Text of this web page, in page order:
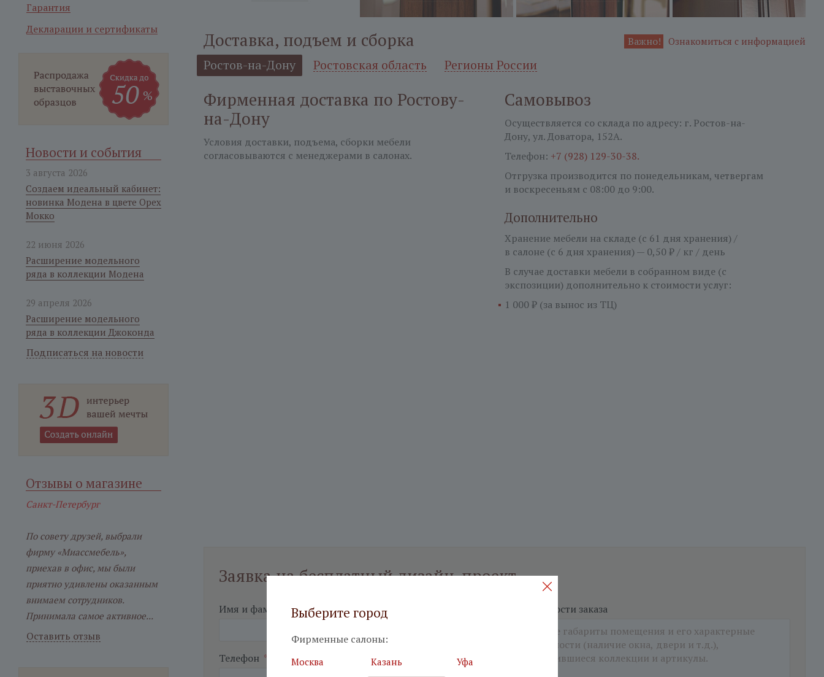
Доставка, подъем и сборка Важно! Ознакомиться с информацией
Ростов-на-Дону Ростовская область Регионы России
Фирменная доставка по Ростову-
на-Дону
Условия доставки, подъема, сборки мебели
согласовываются с менеджерами в салонах.
Самовывоз
Осуществляется со склада по адресу: г. Ростов-на-
Дону, ул. Доватора, 152А.
Телефон: +7 (928) 129-30-38.
Отгрузка производится по понедельникам, четвергам
и воскресеньям с 08:00 до 9:00.
Дополнительно
Хранение мебели на складе (с 61 дня хранения) /
в салоне (с 6 дня хранения) — 0,50 ₽ / кг / день
В случае доставки мебели в собранном виде (с
экспозиции) дополнительно к стоимости услуг:
1 000 ₽ (за вынос из ТЦ)
Заявка на бесплатный дизайн-проект
Имя и фамилия*
Телефон *
Подробности заказа
Гарантия
Декларации и сертификаты
Новости и события
3 августа 2026
Создаем идеальный кабинет:
новинка Модена в цвете Орех
Мокко
22 июня 2026
Расширение модельного
ряда в коллекции Модена
29 апреля 2026
Расширение модельного
ряда в коллекции Джоконда
Подписаться на новости
Отзывы о магазине
Санкт-Петербург
По совету друзей, выбрали
фирму «Миассмебель»,
приехав в офис, мы были
приятно удивлены оказанным
внимаем сотрудников.
Принимала самое активное...
Оставить отзыв
Выберите город
Фирменные салоны:
Москва Казань
Уфа